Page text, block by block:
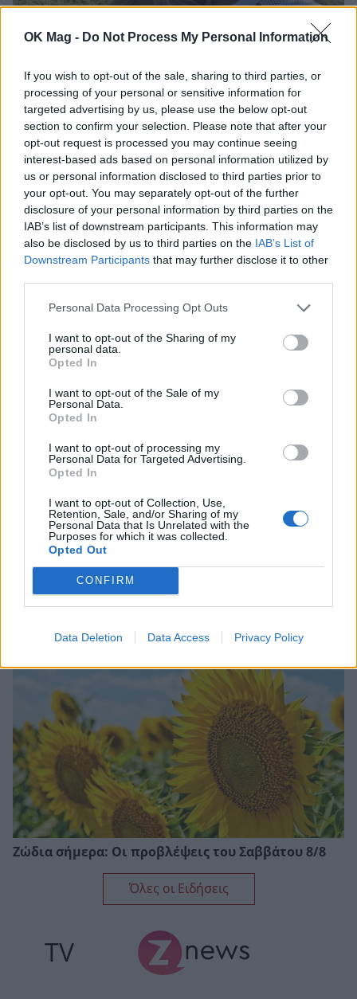
OK Mag - Do Not Process My Personal Information
If you wish to opt-out of the sale, sharing to third parties, or
processing of your personal or sensitive information for
targeted advertising by us, please use the below opt-out
section to confirm your selection. Please note that after your
opt-out request is processed you may continue seeing
interest-based ads based on personal information utilized by
us or personal information disclosed to third parties prior to
your opt-out. You may separately opt-out of the further
disclosure of your personal information by third parties on the
IAB’s list of downstream participants. This information may
also be disclosed by us to third parties on the IAB’s List of
Downstream Participants that may further disclose it to other
Personal Data Processing Opt Outs
I want to opt-out of the Sharing of my
personal data.
Opted In
I want to opt-out of the Sale of my
Personal Data.
Opted In
I want to opt-out of processing my
Personal Data for Targeted Advertising.
Opted In
I want to opt-out of Collection, Use,
Retention, Sale, and/or Sharing of my
Personal Data that Is Unrelated with the
Purposes for which it was collected.
Opted Out
CONFIRM
Data Deletion Data Access Privacy Policy
Στέφανος Τσιτσιπάς: Αγκαλιά με την Κρίστεν Τομς
στις Ελβετικές Άλπεις
εικόνες από τη μοναδική εμπειρία που βίωσαν
στα Μπόρα Μπόρα με καρχαρίες και σαλάχια
Αλεξάνδρα Παλαιολόγου: «Έχασα δουλειές επειδή
Ζώδια σήμερα: Οι προβλέψεις του Σαββάτου 8/8
Όλες οι Ειδήσεις
TV